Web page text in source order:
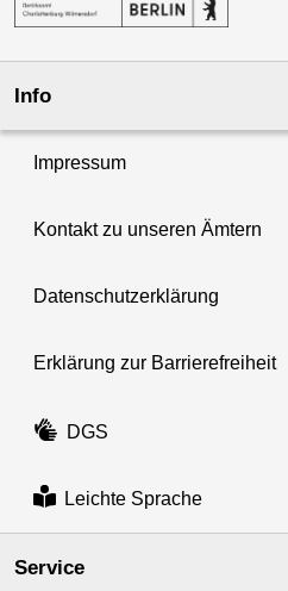
Info
Impressum
Kontakt zu unseren Ämtern
Datenschutzerklärung
Erklärung zur Barrierefreiheit
DGS
Leichte Sprache
Service